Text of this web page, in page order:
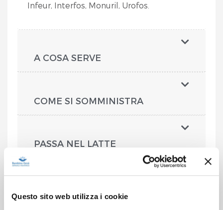
Questo sito web utilizza i cookie
Infeur, Interfos, Monuril, Urofos.
A COSA SERVE
COME SI SOMMINISTRA
PASSA NEL LATTE